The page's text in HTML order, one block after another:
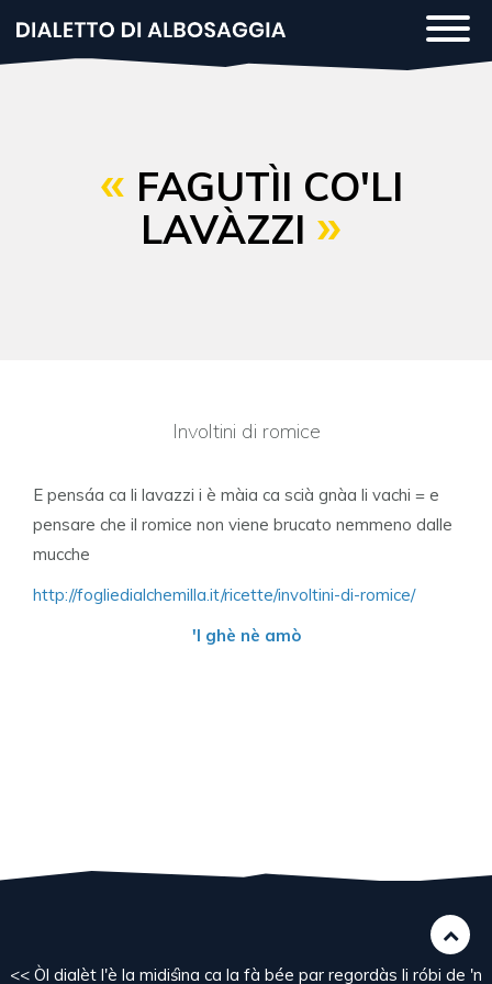
FAGUTÌI CO'LI
LAVÀZZI
Involtini di romice
E pensáa ca li lavazzi i è màia ca scià gnàa li vachi = e
pensare che il romice non viene brucato nemmeno dalle
mucche
http://fogliedialchemilla.it/ricette/involtini-di-romice/
'l ghè nè amò
<< Òl dialèt l'è la midiśìna ca la fà bée par regordàs li róbi de 'n